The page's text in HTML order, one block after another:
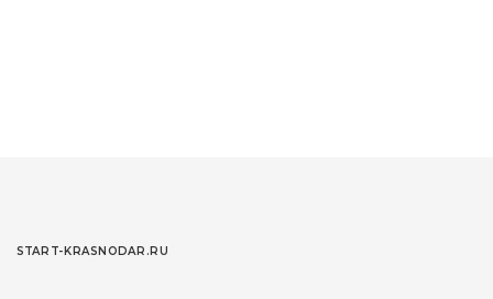
START-KRASNODAR.RU